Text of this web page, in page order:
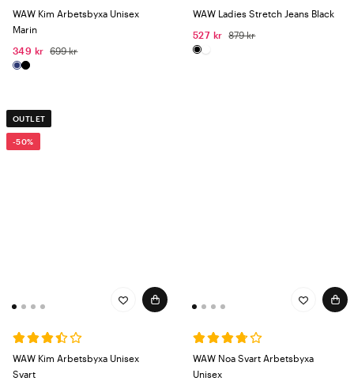
WAW Kim Arbetsbyxa Unisex
Marin
349 kr
699 kr
WAW Ladies Stretch Jeans Black
527 kr
879 kr
OUTLET
-50%
WAW Kim Arbetsbyxa Unisex
Svart
WAW Noa Svart Arbetsbyxa
Unisex